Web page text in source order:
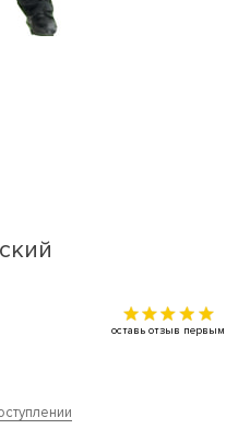
оставь отзыв первым